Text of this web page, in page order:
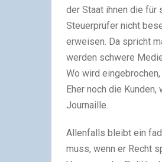
der Staat ihnen die
Steuerprüfer nicht
erweisen. Da spricht
werden schwere
Wo wird
Eher noch die
Journaille.
Allenfalls bleibt ein
muss, wenn er Recht